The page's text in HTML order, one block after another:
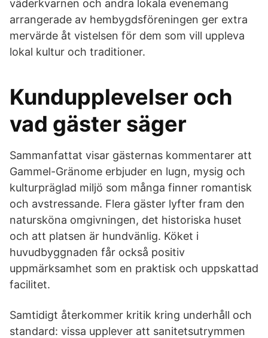
väderkvarnen och andra lokala evenemang
arrangerade av hembygdsföreningen ger extra
mervärde åt vistelsen för dem som vill uppleva
lokal kultur och traditioner.
Kundupplevelser och
vad gäster säger
Sammanfattat visar gästernas kommentarer att
Gammel-Gränome erbjuder en lugn, mysig och
kulturpräglad miljö som många finner romantisk
och avstressande. Flera gäster lyfter fram den
natursköna omgivningen, det historiska huset
och att platsen är hundvänlig. Köket i
huvudbyggnaden får också positiv
uppmärksamhet som en praktisk och uppskattad
facilitet.
Samtidigt återkommer kritik kring underhåll och
standard: vissa upplever att sanitetsutrymmen